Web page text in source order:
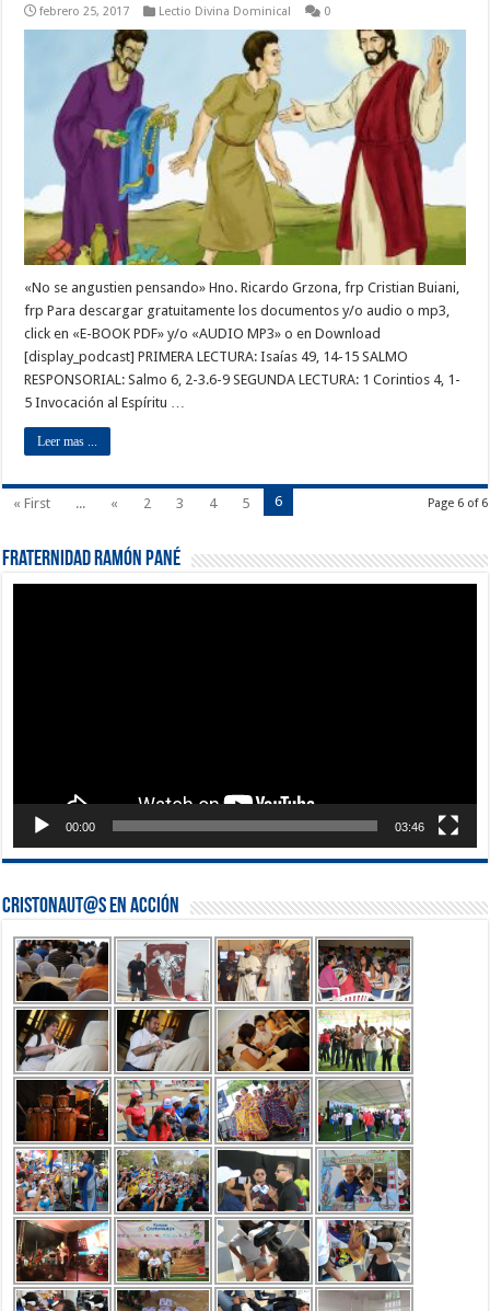
febrero 25, 2017 Lectio Divina Dominical 0
«No se angustien pensando» Hno. Ricardo Grzona, frp Cristian Buiani,
frp Para descargar gratuitamente los documentos y/o audio o mp3,
click en «E-BOOK PDF» y/o «AUDIO MP3» o en Download
[display_podcast] PRIMERA LECTURA: Isaías 49, 14-15 SALMO
RESPONSORIAL: Salmo 6, 2-3.6-9 SEGUNDA LECTURA: 1 Corintios 4, 1-
5 Invocación al Espíritu …
Leer mas ...
Page 6 of 6
« First ... « 2 3 4 5 6
Fraternidad Ramón Pané
00:00 03:46
Cristonaut@s en Acción